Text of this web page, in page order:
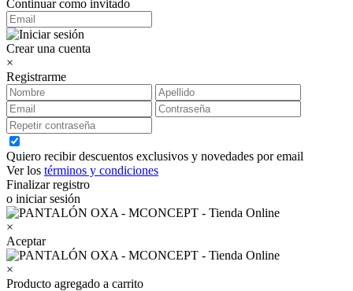
Continuar como invitado
Crear una cuenta
×
Registrarme
Quiero recibir descuentos exclusivos y novedades por email
Ver los términos y condiciones
Finalizar registro
o iniciar sesión
×
Aceptar
×
Producto agregado a carrito